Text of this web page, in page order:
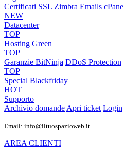
Certificati SSL Zimbra Emails
NEW
Datacenter
TOP
Hosting Green
TOP
Garanzie BitNinja DDoS Protection
TOP
Special Blackfriday
HOT
Supporto
Archivio domandeApri ticket Login
Email: info@iltuospazioweb.it
AREA CLIENTI